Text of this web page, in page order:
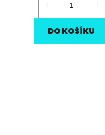
DO KOŠÍKU